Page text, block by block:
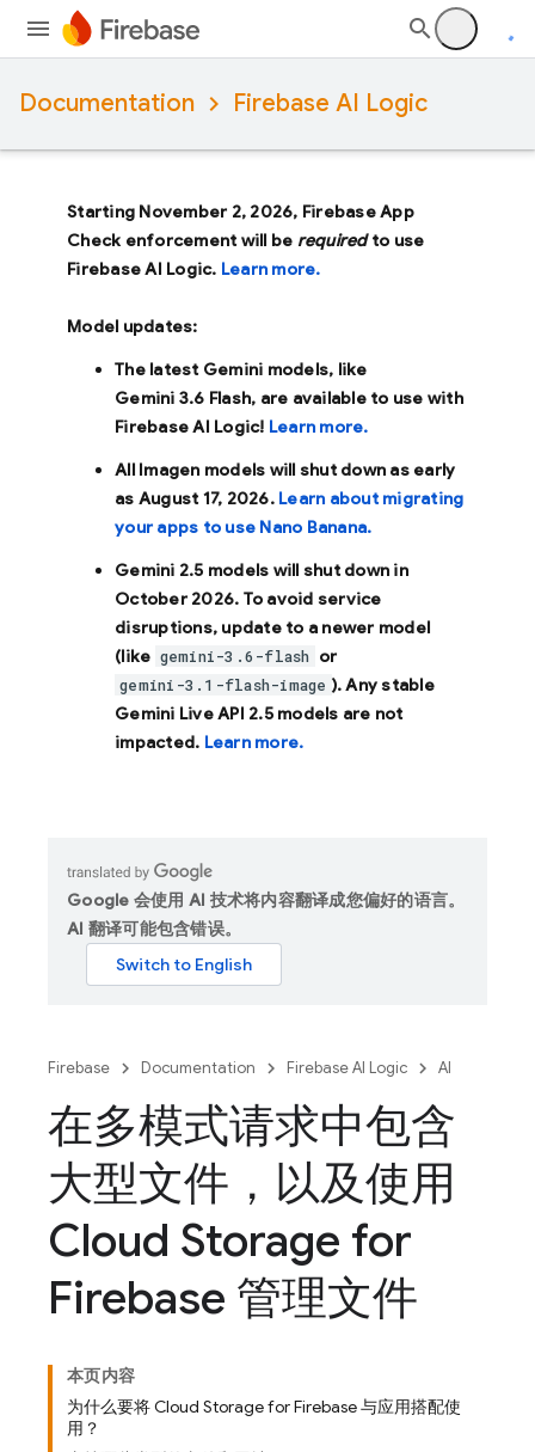
Documentation Firebase AI Logic
Starting November 2, 2026, Firebase App
Check enforcement will be requiredto use
Firebase AI Logic. Learn more.
Model updates:
The latest Gemini models, like
Gemini 3.6 Flash, are available to use with
Firebase AI Logic! Learn more.
All Imagen models will shut down as early
as August 17, 2026. Learn about migrating
your apps to use Nano Banana.
Gemini 2.5 models will shut down in
October 2026. To avoid service
disruptions, update to a newer model
(like gemini-3.6-flash or
gemini-3.1-flash-image ). Any stable
Gemini Live API 2.5 models are not
impacted. Learn more.
Google 会使用 AI 技术将内容翻译成您偏好的语言。
AI 翻译可能包含错误。
Firebase Documentation Firebase AI Logic AI
在多模式请求中包含
大型文件，以及使用
Cloud Storage for
Firebase 管理文件
本页内容
为什么要将 Cloud Storage for Firebase 与应用搭配使
用？